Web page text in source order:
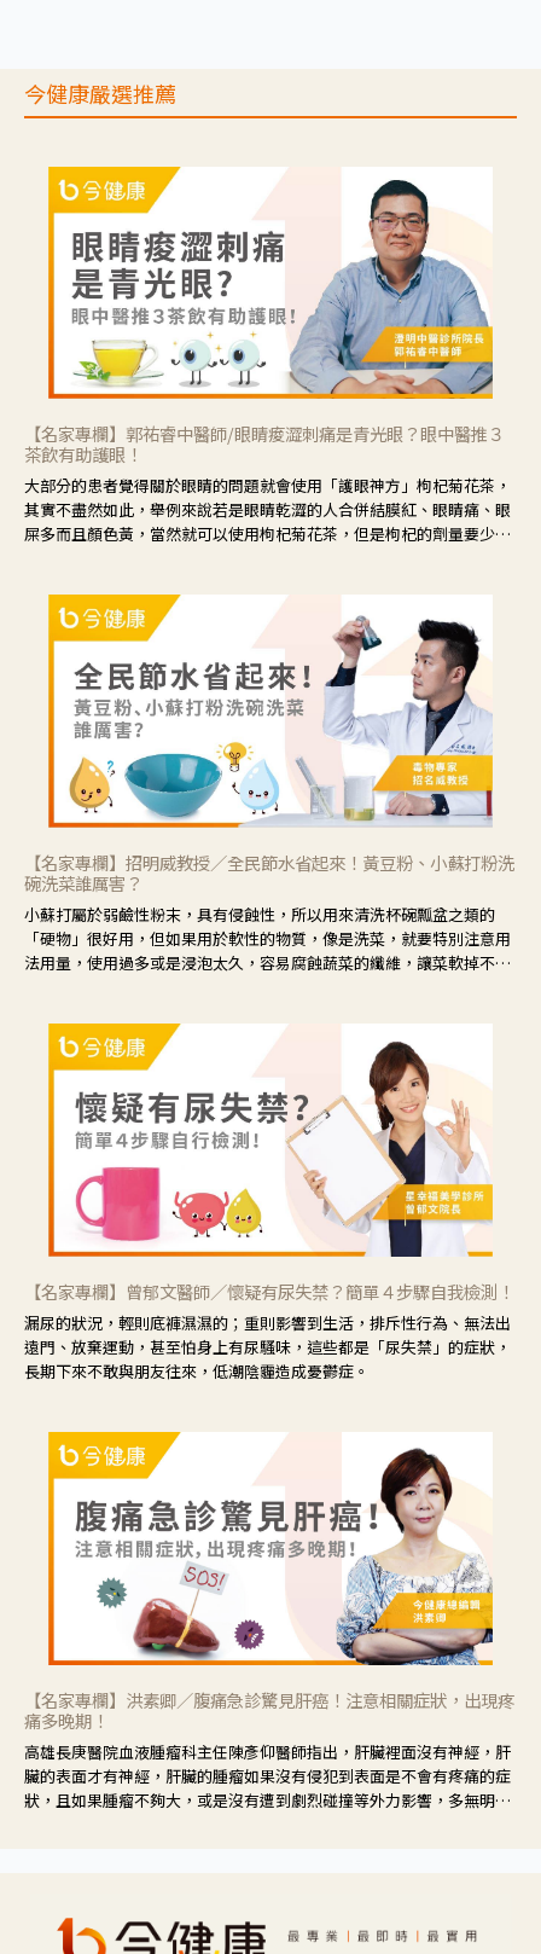
今健康嚴選推薦
【名家專欄】郭祐睿中醫師/眼睛痠澀刺痛是青光眼？眼中醫推３
茶飲有助護眼！
大部分的患者覺得關於眼睛的問題就會使用「護眼神方」枸杞菊花茶，
其實不盡然如此，舉例來說若是眼睛乾澀的人合併結膜紅、眼睛痛、眼
屎多而且顏色黃，當然就可以使用枸杞菊花茶，但是枸杞的劑量要少，
候就要使用菊花、金銀花來治療；假如單純的眼睛乾澀，結膜沒有紅，
眼睛周圍沒有眼屎，這種情況是屬於「陰虛」，就可以使用枸杞、蓮
藕、麥門冬、山藥等比較滋潤的藥材，效果就更顯著。
【名家專欄】招明威教授／全民節水省起來！黃豆粉、小蘇打粉洗
碗洗菜誰厲害？
小蘇打屬於弱鹼性粉末，具有侵蝕性，所以用來清洗杯碗瓢盆之類的
「硬物」很好用，但如果用於軟性的物質，像是洗菜，就要特別注意用
法用量，使用過多或是浸泡太久，容易腐蝕蔬菜的纖維，讓菜軟掉不清
【名家專欄】曾郁文醫師／懷疑有尿失禁？簡單４步驟自我檢測！
漏尿的狀況，輕則底褲濕濕的；重則影響到生活，排斥性行為、無法出
遠門、放棄運動，甚至怕身上有尿騷味，這些都是「尿失禁」的症狀，
長期下來不敢與朋友往來，低潮陰霾造成憂鬱症。
【名家專欄】洪素卿／腹痛急診驚見肝癌！注意相關症狀，出現疼
痛多晚期！
高雄長庚醫院血液腫瘤科主任陳彥仰醫師指出，肝臟裡面沒有神經，肝
臟的表面才有神經，肝臟的腫瘤如果沒有侵犯到表面是不會有疼痛的症
狀，且如果腫瘤不夠大，或是沒有遭到劇烈碰撞等外力影響，多無明顯